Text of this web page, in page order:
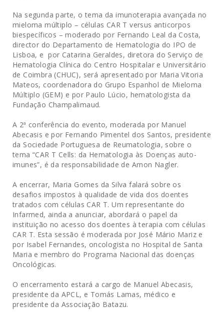
Na segunda parte, o tema da imunoterapia avançada no
mieloma múltiplo – células CAR T versus anticorpos
biespecíficos – moderado por Fernando Leal da Costa,
director do Departamento de Hematologia do IPO de
Lisboa, e por Catarina Geraldes, diretora do Serviço de
Hematologia Clínica do Centro Hospitalar e Universitário
de Coimbra (CHUC), será apresentado por Maria Vitoria
Mateos, coordenadora do Grupo Espanhol de Mieloma
Múltiplo (GEM) e por Paulo Lúcio, hematologista da
Fundação Champalimaud.
A 2ª conferência do evento, moderada por Manuel
Abecasis e por Fernando Pimentel dos Santos, presidente
da Sociedade Portuguesa de Reumatologia, sobre o
tema “CAR T Cells: da Hematologia às Doenças auto-
imunes”, é da responsabilidade de Arnon Nagler.
A encerrar, Maria Gomes da Silva falará sobre os
desafios impostos à qualidade de vida dos doentes
tratados com células CAR T. Um representante do
Infarmed, ainda a anunciar, abordará o papel da
instituição no acesso dos doentes à terapia com células
CAR T. Esta sessão é moderada por José Mário Mariz e
por Isabel Fernandes, oncologista no Hospital de Santa
Maria e membro do Programa Nacional das doenças
Oncológicas.
O encerramento estará a cargo de Manuel Abecasis,
presidente da APCL, e Tomás Lamas, médico e
presidente da Associação Batazu.